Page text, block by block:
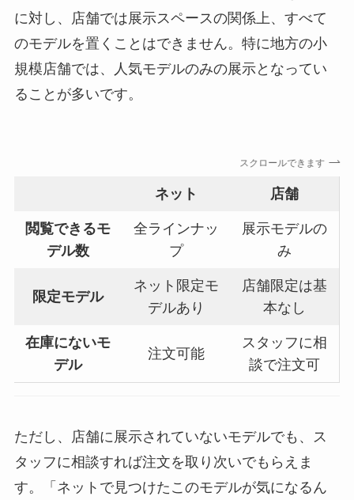
に対し、店舗では展示スペースの関係上、すべて
のモデルを置くことはできません。特に地方の小
規模店舗では、人気モデルのみの展示となってい
ることが多いです。
スクロールできます
ネット 店舗
閲覧できるモ
デル数
全ラインナッ
プ
展示モデルの
み
限定モデル
ネット限定モ
デルあり
店舗限定は基
本なし
在庫にないモ
デル
注文可能
スタッフに相
談で注文可
ただし、店舗に展示されていないモデルでも、ス
タッフに相談すれば注文を取り次いでもらえま
す。「ネットで見つけたこのモデルが気になるん